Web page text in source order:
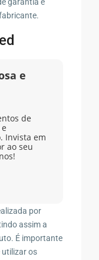
e
de
Invista em
ao seu
por
assim a
É importante
utilizar os